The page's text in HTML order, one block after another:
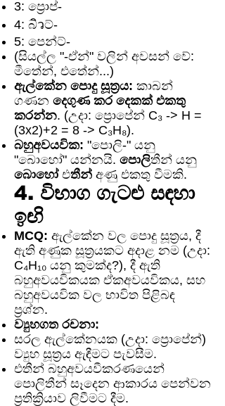
3: ප්‍රොප්-
4: බิวට්-
5: පෙන්ට්-
(සියල්ල "-ඒන්" වලින් අවසන් වේ:
මීතේන්, එතේන්...)
ඇල්කේන පොදු සූත්‍රය: කාබන්
ගණන දෙගුණ කර දෙකක් එකතු
කරන්න. (උදා: ප්‍රොපේන් C₃ -> H =
(3x2)+2 = 8 -> C₃H₈).
බහුඅවයවික: "පොලි-" යනු
"බොහෝ" යන්නයි. පොලිතීන් යනු
බොහෝඑතීන් අණු එකතු වීමකි.
4. විභාග ගැටළු සඳහා
ඉඟි
MCQ: ඇල්කේන වල පොදු සූත්‍රය, දී
ඇති අණුක සූත්‍රයකට අදාළ නම (උදා:
C₄H₁₀ යනු කුමක්ද?), දී ඇති
බහුඅවයවිකයක ඒකඅවයවිකය, සහ
බහුඅවයවික වල භාවිත පිළිබඳ
ප්‍රශ්න.
ව්‍යුහගත රචනා:
සරල ඇල්කේනයක (උදා: ප්‍රොපේන්)
ව්‍යුහ සූත්‍රය ඇඳීමට පැවසීම.
එතීන් බහුඅවයවීකරණයෙන්
පොලිතීන් සෑදෙන ආකාරය පෙන්වන
ප්‍රතික්‍රියාව ලිවීමට දීම.